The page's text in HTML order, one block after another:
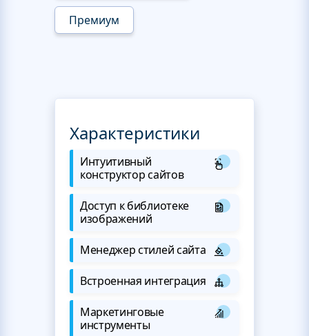
Премиум
Характеристики
Интуитивный
конструктор сайтов
Доступ к библиотеке
изображений
Менеджер стилей сайта
Встроенная интеграция
Маркетинговые
инструменты